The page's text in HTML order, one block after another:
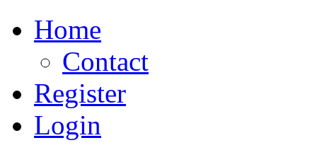
Home
Contact
Register
Login